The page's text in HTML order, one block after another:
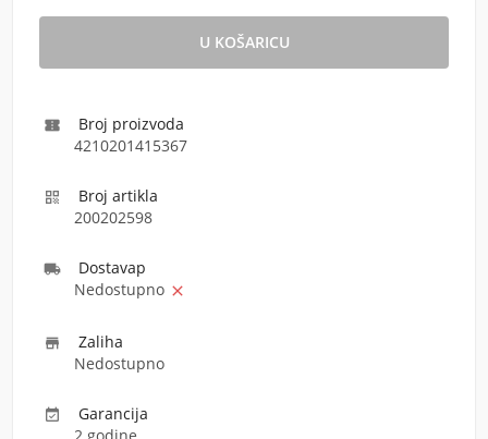

Broj proizvoda
4210201415367

Broj artikla
200202598
 Dostavap
Nedostupno 

Zaliha
Nedostupno

Garancija